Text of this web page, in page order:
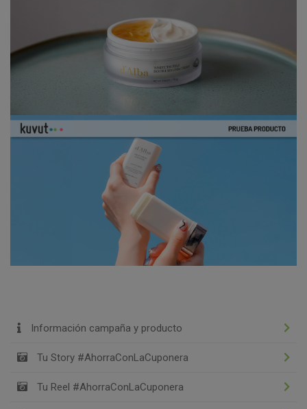
Información campaña y producto
Tu Story #AhorraConLaCuponera
Tu Reel #AhorraConLaCuponera